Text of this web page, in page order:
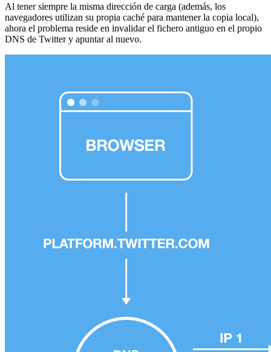
Al tener siempre la misma dirección de carga (además, los
navegadores utilizan su propia caché para mantener la copia local),
ahora el problema reside en invalidar el fichero antiguo en el propio
DNS de Twitter y apuntar al nuevo.